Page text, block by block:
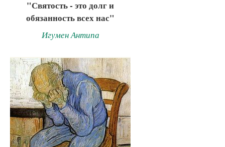
"Святость - это долг и
обязанность всех нас"
Игумен Антипа